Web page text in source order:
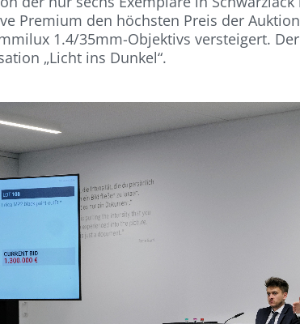
Premium den höchsten Preis der
1.4/35mm-Objektivs versteigert.
„Licht ins Dunkel“.